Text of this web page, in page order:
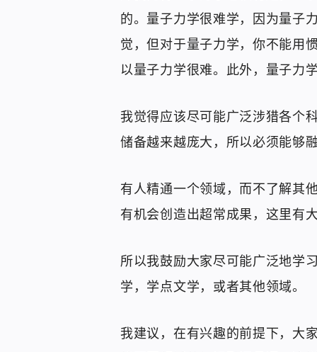
的。量子力学很难学，因为量子
觉，但对于量子力学，你不能用
以量子力学很难。此外，量子力
我觉得应该尽可能广泛涉猎各个
储备越来越庞大，所以必须能够
有人精通一个领域，而不了解其
有机会创造出超常成果，这里有
所以我鼓励大家尽可能广泛地学
学，学点文学，或者其他领域。
我建议，在有兴趣的前提下，大